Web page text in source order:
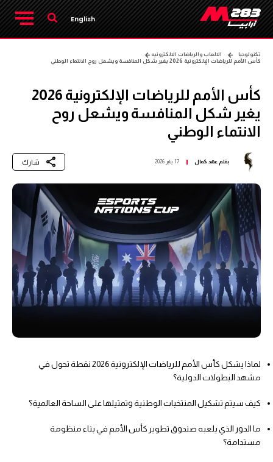
English
تكنولوجيا
الالعاب والرياضات الالكترونيه
كأس الأمم للرياضات الإلكترونية 2026 يغير شكل المنافسة ويشعل روح الانتماء الوطني
كأس الأمم للرياضات الإلكترونية 2026
يغير شكل المنافسة ويشعل روح
الانتماء الوطني
بقلمعهد كمال 17 يناير 2026 شارك
لماذا يشكل كأس الأمم للرياضات الإلكترونية 2026 نقطة تحول في
مشهد البطولات الدولية؟
كيف سيتم تشكيل المنتخبات الوطنية وتمثيلها على الساحة العالمية؟
ما الدور الذي يلعبه صندوق تطوير كأس الأمم في بناء منظومة
مستدامة؟